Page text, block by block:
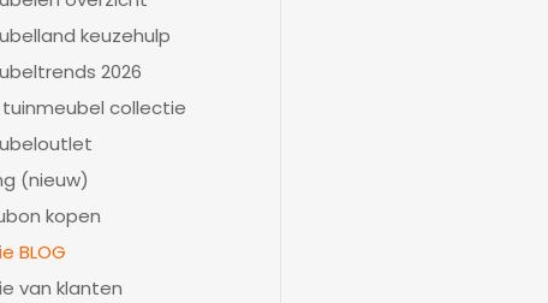
keuzehulp
2026
tuinmeubel collectie
(nieuw)
kopen
BLOG
van klanten